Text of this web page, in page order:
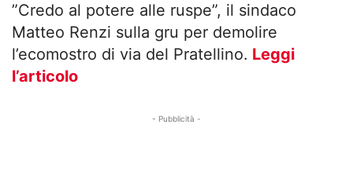
”Credo al potere alle ruspe”, il sindaco
Matteo Renzi sulla gru per demolire
l’ecomostro di via del Pratellino. Leggi
l’articolo
- Pubblicità -